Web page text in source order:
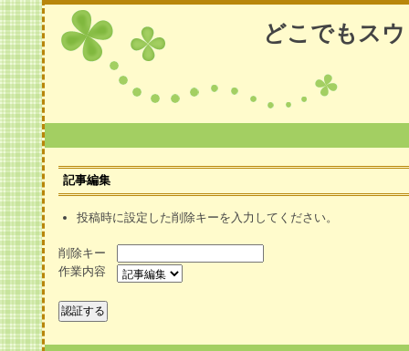
どこでもス
記事編集
投稿時に設定した削除キーを入力してください。
削除キー
作業内容